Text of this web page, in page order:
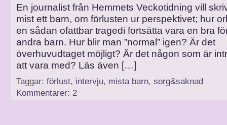
En journalist från Hemmets Veckotidning vill
mist ett barn, om förlusten ur perspektivet; hur
en sådan ofattbar tragedi fortsätta vara en bra
andra barn. Hur blir man ”normal” igen? Är det
överhuvudtaget möjligt? Är det någon som är
att vara med? Läs även […]
Taggar: förlust, intervju, mista barn, sorg&saknad
Kommentarer: 2